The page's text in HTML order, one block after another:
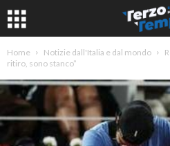
Home Notizie dall'Italia e dal mondo
ritiro, sono stanco”